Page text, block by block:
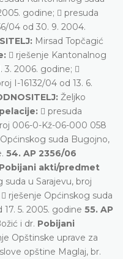
godine;  presuda
04 od 30. 9. 2004.
Mirsad Topčagić
 rješenje Kantonalnog
3. 2006. godine; 
I-16132/04 od 13. 6.
Željko
 presuda
006-0-Kž-06-000 058
suda Bugojno,
54. AP 2356/06
Pobijani akti/predmet
u Sarajevu, broj
rješenje Općinskog suda
17. 5. 2005. godine 55. AP
i dr. Pobijani
Opštinske uprave za
opštine Maglaj, br.